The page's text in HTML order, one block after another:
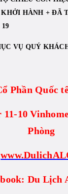
HÀNH + ĐÃ
VỤ QUÝ
Phần Quốc
10
Phòng
Du Lịch